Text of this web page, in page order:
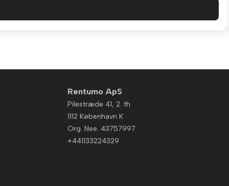
Rentumo ApS
Pilestræde 41, 2. th.
1112 København K
Org. Nee. 43757997
+441133224329